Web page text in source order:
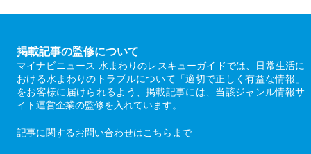
掲載記事の監修について
マイナビニュース 水まわりのレスキューガイドでは、日常生活に
おける水まわりのトラブルについて「適切で正しく有益な情報」
をお客様に届けられるよう、掲載記事には、当該ジャンル情報サ
イト運営企業の監修を入れています。
記事に関するお問い合わせはこちら まで